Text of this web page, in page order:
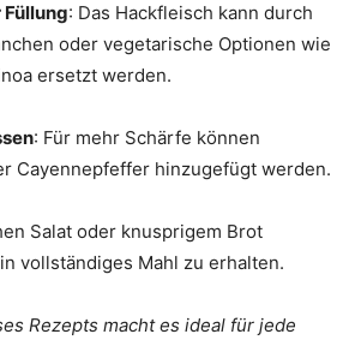
: Das Hackfleisch kann durch
oder vegetarische Optionen wie
ersetzt werden.
: Für mehr Schärfe können
Cayennepfeffer hinzugefügt werden.
Salat oder knusprigem Brot
vollständiges Mahl zu erhalten.
Rezepts macht es ideal für jede